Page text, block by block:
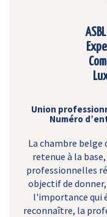
Union
Numéro
La chambre
retenue à la
professionnelles
objectif de
l'importance qui
reconnaître, la